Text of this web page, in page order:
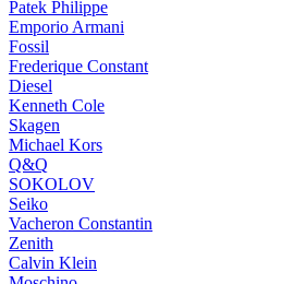
Patek Philippe
Emporio Armani
Fossil
Frederique Constant
Diesel
Kenneth Cole
Skagen
Michael Kors
Q&Q
SOKOLOV
Seiko
Vacheron Constantin
Zenith
Calvin Klein